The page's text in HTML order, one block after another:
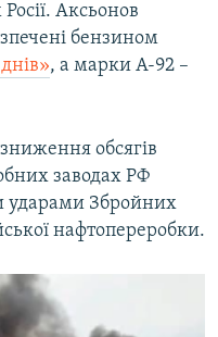
Аксьонов
бензином
, а марки А-92 –
обсягів
заводах РФ
ударами Збройних
нафтопереробки.